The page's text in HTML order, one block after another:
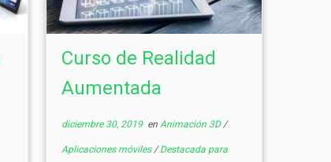
Curso de Realidad
Aumentada
diciembre 30, 2019en Animación 3D/
Aplicaciones móviles/Destacada para